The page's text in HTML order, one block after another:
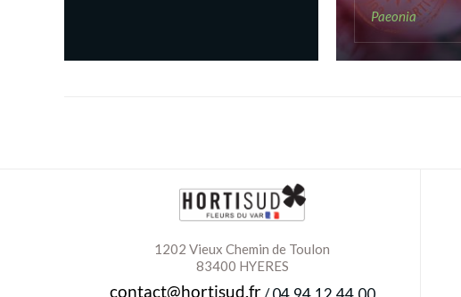
Paeonia
1202 Vieux Chemin de Toulon
83400 HYERES